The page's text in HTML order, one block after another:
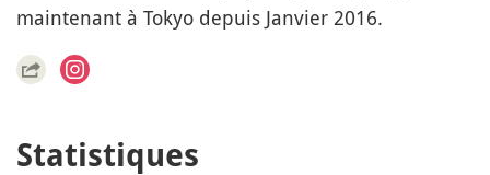
maintenant à Tokyo depuis Janvier 2016.
Statistiques